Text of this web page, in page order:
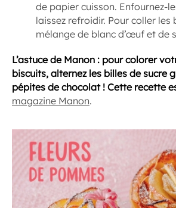
de papier cuisson. Enfournez-
laissez refroidir. Pour coller les
mélange de blanc d’œuf et de
L’astuce de Manon : pour colorer
biscuits, alternez les billes de sucre
pépites de chocolat ! Cette recette
magazine Manon.